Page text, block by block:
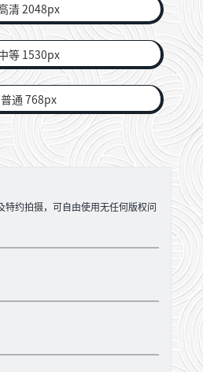
清 2048px
等 1530px
普通 768px
约拍摄，可自由使用无任何版权问